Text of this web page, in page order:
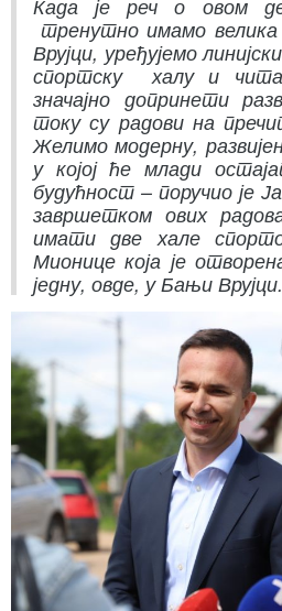
Када је реч о овом
тренутно имамо
Врујци, уређујемо
спортску халу и
значајно допринети
току су радови на
Желимо модерну,
у којој ће млади
будућност – поручио је
завршетком ових
имати две хале
Мионице која је
једну, овде, у Бањи Врујци.